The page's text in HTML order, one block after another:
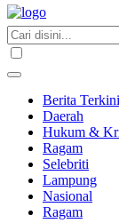
Berita Terkini
Daerah
Hukum &
Ragam
Selebriti
Lampung
Nasional
Ragam